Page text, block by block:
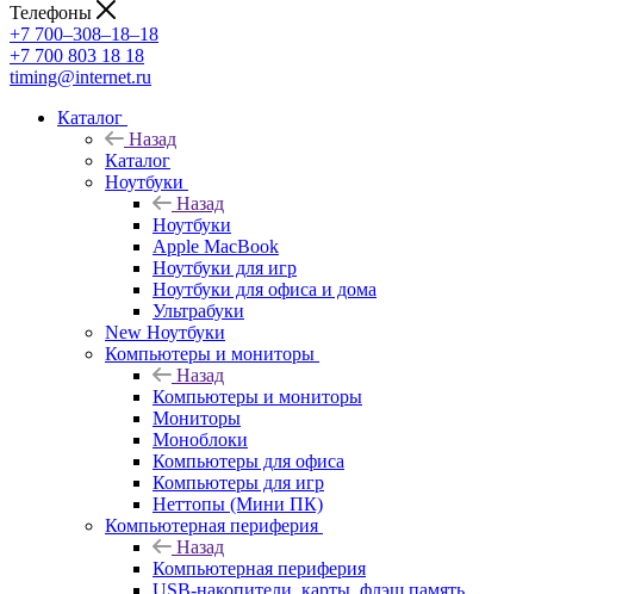
Телефоны
+7 700‒308‒18‒18
+7 700 803 18 18
timing@internet.ru
Каталог
Назад
Каталог
Ноутбуки
Назад
Ноутбуки
Apple MacBook
Ноутбуки для игр
Ноутбуки для офиса и дома
Ультрабуки
New Ноутбуки
Компьютеры и мониторы
Назад
Компьютеры и мониторы
Мониторы
Моноблоки
Компьютеры для офиса
Компьютеры для игр
Неттопы (Мини ПК)
Компьютерная периферия
Назад
Компьютерная периферия
USB-накопители, карты, флэш память